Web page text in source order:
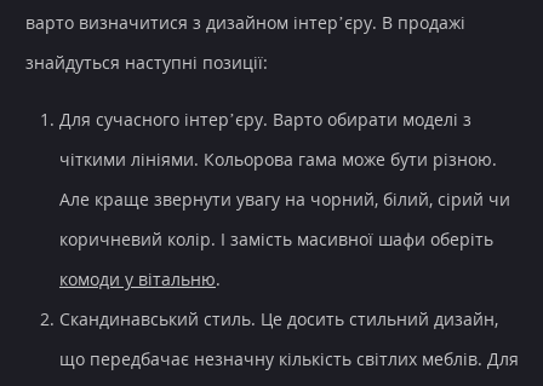
варто визначитися з дизайном інтер’єру. В продажі
знайдуться наступні позиції:
Для сучасного інтер’єру. Варто обирати моделі з
чіткими лініями. Кольорова гама може бути різною.
Але краще звернути увагу на чорний, білий, сірий чи
коричневий колір. І замість масивної шафи оберіть
комоди у вітальню.
Скандинавський стиль. Це досить стильний дизайн,
що передбачає незначну кількість світлих меблів. Для